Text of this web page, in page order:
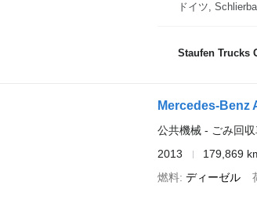
ドイツ,
Staufen Trucks
Mercedes-Benz
公共機械 - ごみ回
2013
179,869
燃料 ディーゼル